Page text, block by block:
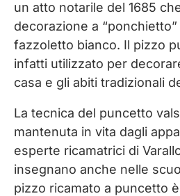
un atto notarile del 1685
decorazione a
fazzoletto bianco. Il pizzo
infatti utilizzato per
casa e gli abiti tradizionali
La tecnica del puncetto
mantenuta in vita dagli
esperte ricamatrici di
insegnano anche nelle
pizzo ricamato a puncetto